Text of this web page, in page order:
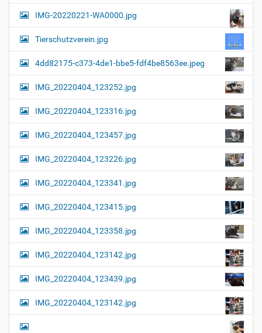
i
l
r
e
…
i
g
a
t
i
o
n
IMG-20220221-WA0000.jpg
Tierschutzverein.jpg
4dd82175-c373-4de1-bbe5-fdf4be8563ee.jpeg
IMG_20220404_123252.jpg
IMG_20220404_123316.jpg
IMG_20220404_123457.jpg
IMG_20220404_123226.jpg
IMG_20220404_123341.jpg
IMG_20220404_123415.jpg
IMG_20220404_123358.jpg
IMG_20220404_123142.jpg
IMG_20220404_123439.jpg
IMG_20220404_123142.jpg